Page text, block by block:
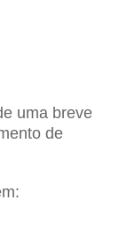
uma breve
de